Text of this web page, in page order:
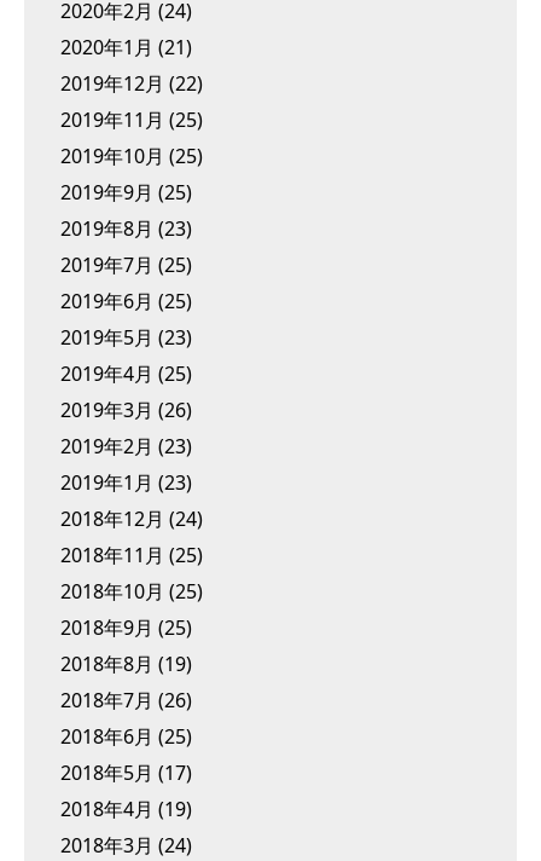
2020年2月 (24)
2020年1月 (21)
2019年12月 (22)
2019年11月 (25)
2019年10月 (25)
2019年9月 (25)
2019年8月 (23)
2019年7月 (25)
2019年6月 (25)
2019年5月 (23)
2019年4月 (25)
2019年3月 (26)
2019年2月 (23)
2019年1月 (23)
2018年12月 (24)
2018年11月 (25)
2018年10月 (25)
2018年9月 (25)
2018年8月 (19)
2018年7月 (26)
2018年6月 (25)
2018年5月 (17)
2018年4月 (19)
2018年3月 (24)